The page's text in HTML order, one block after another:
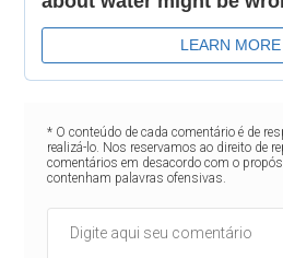
* O conteúdo de cada comentário é de
realizá-lo. Nos reservamos ao direito de
comentários em desacordo com o
contenham palavras ofensivas.